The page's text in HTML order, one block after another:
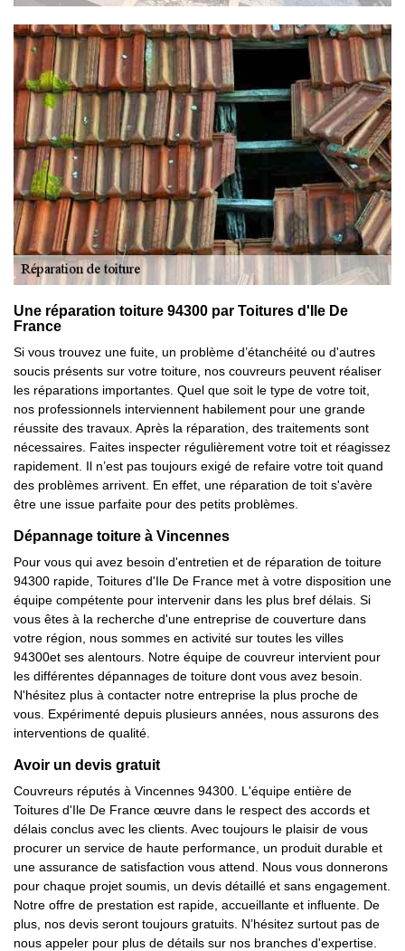
Une réparation toiture 94300 par Toitures d'Ile De
France
Si vous trouvez une fuite, un problème d’étanchéité ou d'autres
soucis présents sur votre toiture, nos couvreurs peuvent réaliser
les réparations importantes. Quel que soit le type de votre toit,
nos professionnels interviennent habilement pour une grande
réussite des travaux. Après la réparation, des traitements sont
nécessaires. Faites inspecter régulièrement votre toit et réagissez
rapidement. Il n’est pas toujours exigé de refaire votre toit quand
des problèmes arrivent. En effet, une réparation de toit s'avère
être une issue parfaite pour des petits problèmes.
Dépannage toiture à Vincennes
Pour vous qui avez besoin d'entretien et de réparation de toiture
94300 rapide, Toitures d'Ile De France met à votre disposition une
équipe compétente pour intervenir dans les plus bref délais. Si
vous êtes à la recherche d'une entreprise de couverture dans
votre région, nous sommes en activité sur toutes les villes
94300et ses alentours. Notre équipe de couvreur intervient pour
les différentes dépannages de toiture dont vous avez besoin.
N'hésitez plus à contacter notre entreprise la plus proche de
vous. Expérimenté depuis plusieurs années, nous assurons des
interventions de qualité.
Avoir un devis gratuit
Couvreurs réputés à Vincennes 94300. L'équipe entière de
Toitures d'Ile De France œuvre dans le respect des accords et
délais conclus avec les clients. Avec toujours le plaisir de vous
procurer un service de haute performance, un produit durable et
une assurance de satisfaction vous attend. Nous vous donnerons
pour chaque projet soumis, un devis détaillé et sans engagement.
Notre offre de prestation est rapide, accueillante et influente. De
plus, nos devis seront toujours gratuits. N’hésitez surtout pas de
nous appeler pour plus de détails sur nos branches d'expertise.